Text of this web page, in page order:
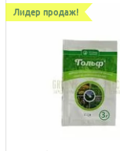
Лидер продаж!